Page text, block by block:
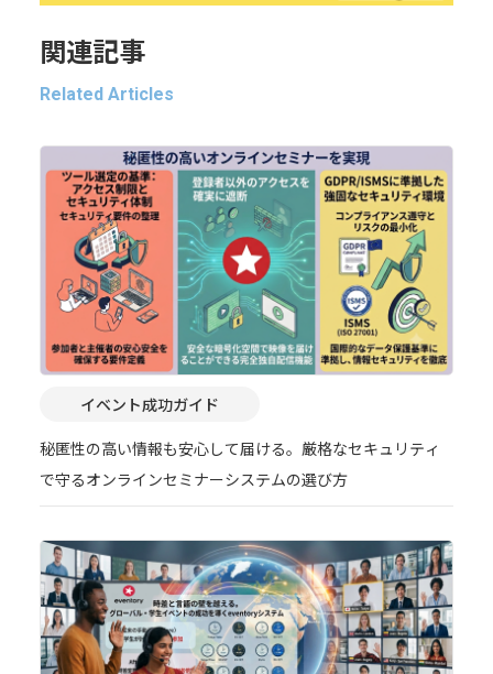
関連記事
Related Articles
イベント成功ガイド
秘匿性の高い情報も安心して届ける。厳格なセキュリティ
で守るオンラインセミナーシステムの選び方